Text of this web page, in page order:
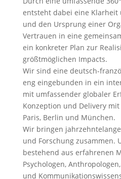
entsteht dabei eine
und den Ursprung einer
Vertrauen in eine
ein konkreter Plan zur
größtmöglichen Impacts.
Wir sind eine deutsch-
eng eingebunden in ein
mit umfassender globaler
Konzeption und Delivery
Paris, Berlin und München.
Wir bringen
und Forschung zusammen.
bestehend aus erfahrenen
Psychologen,
und